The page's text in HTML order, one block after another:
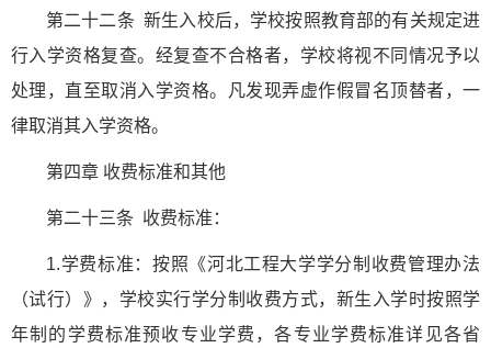
第二十二条 新生入校后，学校按照教育部的有关规定进
行入学资格复查。经复查不合格者，学校将视不同情况予以
处理，直至取消入学资格。凡发现弄虚作假冒名顶替者，一
律取消其入学资格。
第四章 收费标准和其他
第二十三条 收费标准：
1.学费标准：按照《河北工程大学学分制收费管理办法
（试行）》，学校实行学分制收费方式，新生入学时按照学
年制的学费标准预收专业学费，各专业学费标准详见各省